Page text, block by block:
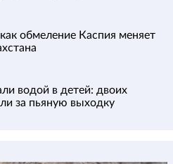
обмеление Каспия меняет
водой в детей: двоих
за пьяную выходку